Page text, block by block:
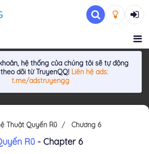
hệ thống của chúng tôi sẽ tự động
dõi từ TruyenQQ! Liên hệ ads:
t.me/adstruyengg
Thuật Quyến Rũ Chương 6
Rũ - Chapter 6